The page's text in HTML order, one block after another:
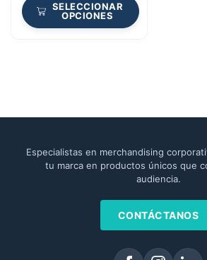
SELECCIONAR
OPCIONES
Especialistas en merchandising
tu marca en productos únicos que
audiencia.
CONTÁCTANOS